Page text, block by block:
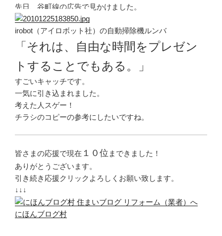
先日、谷町線の広告で見かけました。
irobot（アイロボット社）の自動掃除機ルンバ
「それは、自由な時間をプレゼン
トすることでもある。」
すごいキャッチです。
一気に引き込まれました。
考えた人スゲー！
チラシのコピーの参考にしたいですね。
皆さまの応援で現在 １０位 まできました！
ありがとうございます。
引き続き応援クリックよろしくお願い致します。
↓↓↓
にほんブログ村